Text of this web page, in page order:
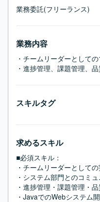
業務委託(フリーランス)
業務内容
・チームリーダーとして
・進捗管理、課題管理、
スキルタグ
求めるスキル
■必須スキル：
・チームリーダーとして
・システム部門とのコミ
・進捗管理・課題管理・
・JavaでのWebシステム